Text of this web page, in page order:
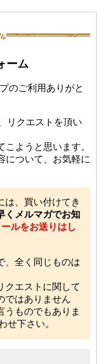
ーム
のご利用ありがと
リクエストを頂い
こようと思います。
について、お気軽に
は、買い付けてき
くメルマガでお知
ルをお送りはし
、全く同じものは
クエストに関して
ではありません
うものでもありま
せ下さい。